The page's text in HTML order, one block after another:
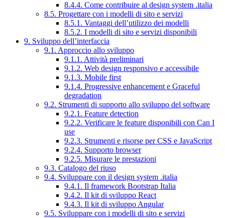
8.4.4. Come contribuire al design system .italia
8.5. Progettare con i modelli di sito e servizi
8.5.1. Vantaggi dell’utilizzo dei modelli
8.5.2. I modelli di sito e servizi disponibili
9. Sviluppo dell’interfaccia
9.1. Approccio allo sviluppo
9.1.1. Attività preliminari
9.1.2. Web design responsivo e accessibile
9.1.3. Mobile first
9.1.4. Progressive enhancement e Graceful
degradation
9.2. Strumenti di supporto allo sviluppo del software
9.2.1. Feature detection
9.2.2. Verificare le feature disponibili con Can I
use
9.2.3. Strumenti e risorse per CSS e JavaScript
9.2.4. Supporto browser
9.2.5. Misurare le prestazioni
9.3. Catalogo del riuso
9.4. Sviluppare con il design system .italia
9.4.1. Il framework Bootstrap Italia
9.4.2. Il kit di sviluppo React
9.4.3. Il kit di sviluppo Angular
9.5. Sviluppare con i modelli di sito e servizi